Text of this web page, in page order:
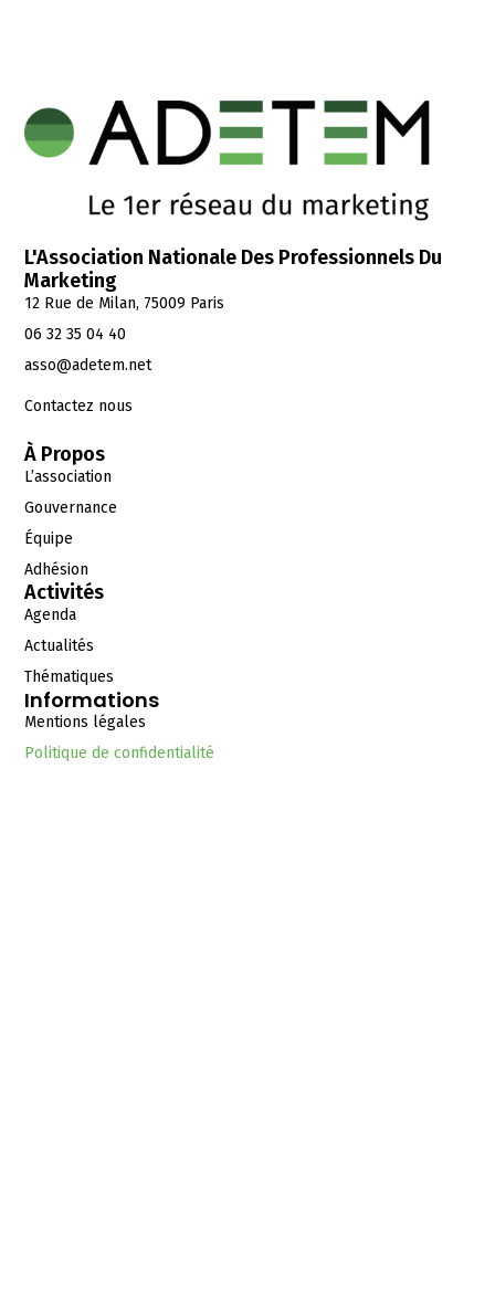
L'Association Nationale Des Professionnels Du
Marketing
12 Rue de Milan, 75009 Paris
06 32 35 04 40
asso@adetem.net
Contactez nous
À Propos
L’association
Gouvernance
Équipe
Adhésion
Activités
Agenda
Actualités
Thématiques
Informations
Mentions légales
Politique de confidentialité